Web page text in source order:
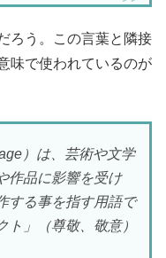
ろう。この言葉と隣接
味で使われているのが
）は、芸術や文学
作品に影響を受け
する事を指す用語で
」（尊敬、敬意）